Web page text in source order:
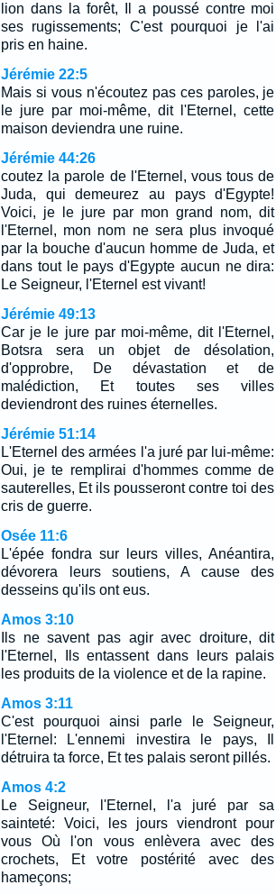
lion dans la forêt, Il a poussé contre moi
ses rugissements; C'est pourquoi je l'ai
pris en haine.
Jérémie 22:5
Mais si vous n'écoutez pas ces paroles, je
le jure par moi-même, dit l'Eternel, cette
maison deviendra une ruine.
Jérémie 44:26
coutez la parole de l'Eternel, vous tous de
Juda, qui demeurez au pays d'Egypte!
Voici, je le jure par mon grand nom, dit
l'Eternel, mon nom ne sera plus invoqué
par la bouche d'aucun homme de Juda, et
dans tout le pays d'Egypte aucun ne dira:
Le Seigneur, l'Eternel est vivant!
Jérémie 49:13
Car je le jure par moi-même, dit l'Eternel,
Botsra sera un objet de désolation,
d'opprobre, De dévastation et de
malédiction, Et toutes ses villes
deviendront des ruines éternelles.
Jérémie 51:14
L'Eternel des armées l'a juré par lui-même:
Oui, je te remplirai d'hommes comme de
sauterelles, Et ils pousseront contre toi des
cris de guerre.
Osée 11:6
L'épée fondra sur leurs villes, Anéantira,
dévorera leurs soutiens, A cause des
desseins qu'ils ont eus.
Amos 3:10
Ils ne savent pas agir avec droiture, dit
l'Eternel, Ils entassent dans leurs palais
les produits de la violence et de la rapine.
Amos 3:11
C'est pourquoi ainsi parle le Seigneur,
l'Eternel: L'ennemi investira le pays, Il
détruira ta force, Et tes palais seront pillés.
Amos 4:2
Le Seigneur, l'Eternel, l'a juré par sa
sainteté: Voici, les jours viendront pour
vous Où l'on vous enlèvera avec des
crochets, Et votre postérité avec des
hameçons;